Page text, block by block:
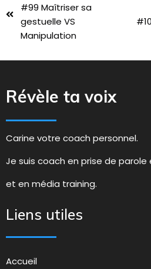
#99 Maîtriser sa
gestuelle VS
Manipulation
Révèle ta voix
Carine votre coach personnel.
Je suis coach en prise de parole
et en média training.
Liens utiles
Accueil